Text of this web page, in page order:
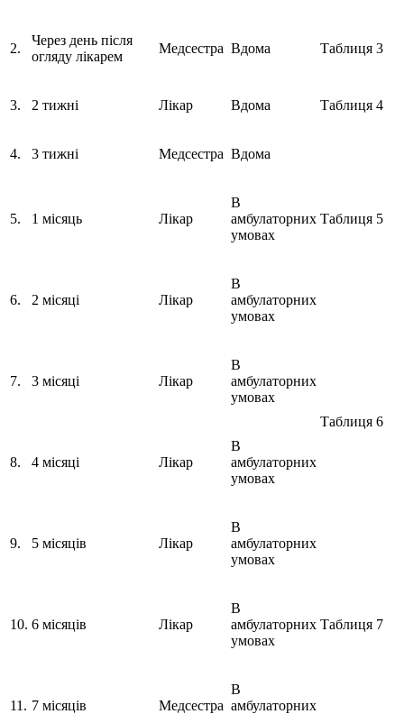
2.
Через день після
огляду лікарем
Медсестра Вдома Таблиця 3
3. 2 тижні Лікар Вдома Таблиця 4
4. 3 тижні Медсестра Вдома
5. 1 місяць Лікар
В
амбулаторних
умовах
Таблиця 5
6. 2 місяці Лікар
В
амбулаторних
умовах
Таблиця 6
7. 3 місяці Лікар
В
амбулаторних
умовах
8. 4 місяці Лікар
В
амбулаторних
умовах
9. 5 місяців Лікар
В
амбулаторних
умовах
10. 6 місяців Лікар
В
амбулаторних
умовах
Таблиця 7
11. 7 місяців Медсестра
В
амбулаторних